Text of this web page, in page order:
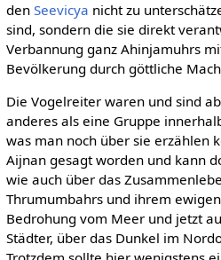
den Seevicya nicht zu
sind, sondern die sie direkt
Verbannung ganz Ahinjamuhrs
Bevölkerung durch göttliche
Die Vogelreiter waren und sind
anderes als eine Gruppe
was man noch über sie erzählen
Aijnan gesagt worden und kann
wie auch über das
Thrumumbahrs und ihrem
Bedrohung vom Meer und jetzt
Städter, über das Dunkel im